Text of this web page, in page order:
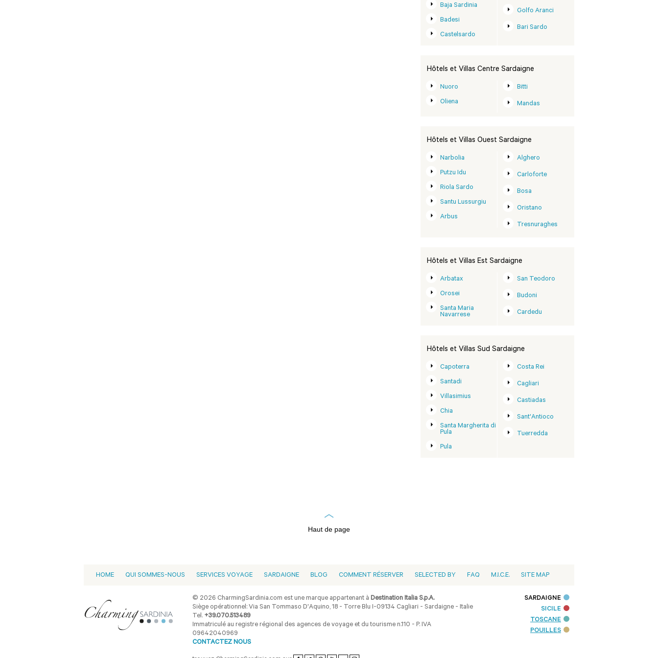
Baja Sardinia
Badesi
Castelsardo
Golfo Aranci
Bari Sardo
Hôtels et Villas Centre Sardaigne
Nuoro
Oliena
Bitti
Mandas
Hôtels et Villas Ouest Sardaigne
Narbolia
Putzu Idu
Riola Sardo
Santu Lussurgiu
Arbus
Alghero
Carloforte
Bosa
Oristano
Tresnuraghes
Hôtels et Villas Est Sardaigne
Arbatax
Orosei
Santa Maria
Navarrese
San Teodoro
Budoni
Cardedu
Hôtels et Villas Sud Sardaigne
Capoterra
Santadi
Villasimius
Chia
Santa Margherita di
Pula
Pula
Costa Rei
Cagliari
Castiadas
Sant'Antioco
Tuerredda
Haut de page
HOME QUI SOMMES-NOUS SERVICES VOYAGE SARDAIGNE BLOG COMMENT RÉSERVER SELECTED BY FAQ M.I.C.E. SITE MAP
© 2026 CharmingSardinia.com est une marque appartenant àDestination Italia S.p.A.
Siège opérationnel: Via San Tommaso D'Aquino, 18 - Torre Blu I-09134 Cagliari - Sardaigne - Italie
Tel. +39.070.513489
Immatriculé au registre régional des agences de voyage et du tourisme n.110 - P. IVA
09642040969
CONTACTEZ NOUS
SARDAIGNE
SICILE
TOSCANE
POUILLES